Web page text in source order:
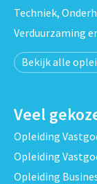
Techniek,
Verduurzaming
Bekijk alle
Veel
Opleiding
Opleiding
Opleiding